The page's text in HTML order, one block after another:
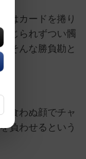
はカードを捲り
じられずつい髑
そんな勝負勘と
食わぬ顔でチャ
負わせるという